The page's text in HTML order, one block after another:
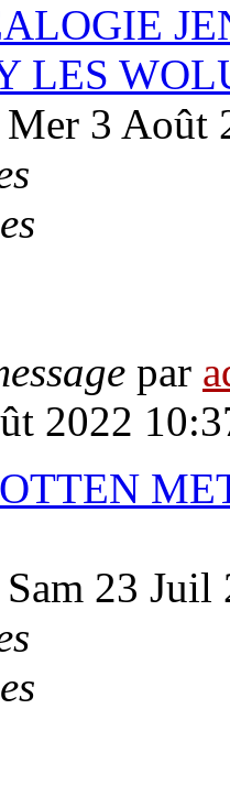
LES
Mer 3 Août
par
2022
23 Juil